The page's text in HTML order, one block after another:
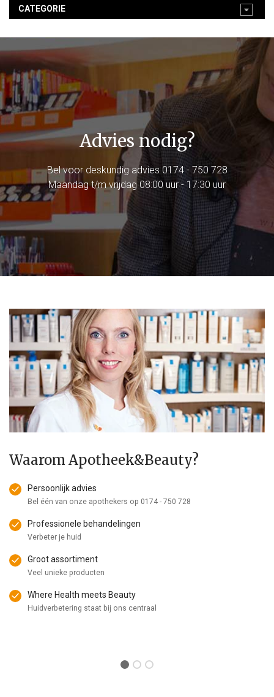
CATEGORIE
Advies nodig?
Bel voor deskundig advies 0174 - 750 728
Maandag t/m vrijdag 08:00 uur - 17:30 uur
Waarom Apotheek&Beauty?
Persoonlijk advies
Bel één van onze apothekers op 0174 - 750 728
Professionele behandelingen
Verbeter je huid
Groot assortiment
Veel unieke producten
Where Health meets Beauty
Huidverbetering staat bij ons centraal